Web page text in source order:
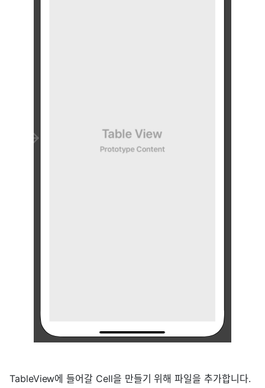
TableView에 들어갈 Cell을 만들기 위해 파일을 추가합니다.